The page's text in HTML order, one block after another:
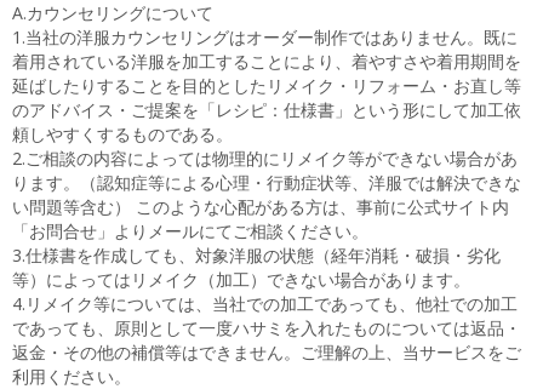
A.カウンセリングについて
1.当社の洋服カウンセリングはオーダー制作ではありません。既に
着用されている洋服を加工することにより、着やすさや着用期間を
延ばしたりすることを目的としたリメイク・リフォーム・お直し等
のアドバイス・ご提案を「レシピ：仕様書」という形にして加工依
頼しやすくするものである。
2.ご相談の内容によっては物理的にリメイク等ができない場合があ
ります。（認知症等による心理・行動症状等、洋服では解決できな
い問題等含む） このような心配がある方は、事前に公式サイト内
「お問合せ」よりメールにてご相談ください。
3.仕様書を作成しても、対象洋服の状態（経年消耗・破損・劣化
等）によってはリメイク（加工）できない場合があります。
4.リメイク等については、当社での加工であっても、他社での加工
であっても、原則として一度ハサミを入れたものについては返品・
返金・その他の補償等はできません。ご理解の上、当サービスをご
利用ください。